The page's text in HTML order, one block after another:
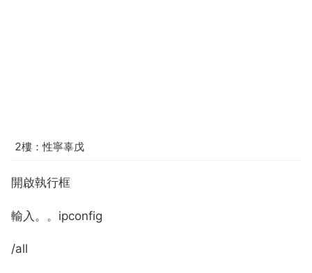
2樓：性寧辜戊
開啟執行框
輸入。。ipconfig
/all